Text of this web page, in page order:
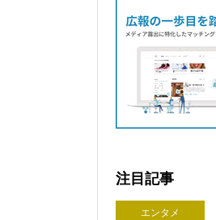
注目記事
エンタメ